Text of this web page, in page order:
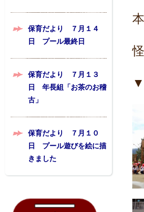
保育だより ７月１４
日 プール最終日
保育だより ７月１３
日 年長組「お茶のお稽
古」
保育だより ７月１０
日 プール遊びを絵に描
きました